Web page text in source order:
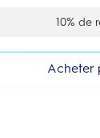
10% de
Acheter